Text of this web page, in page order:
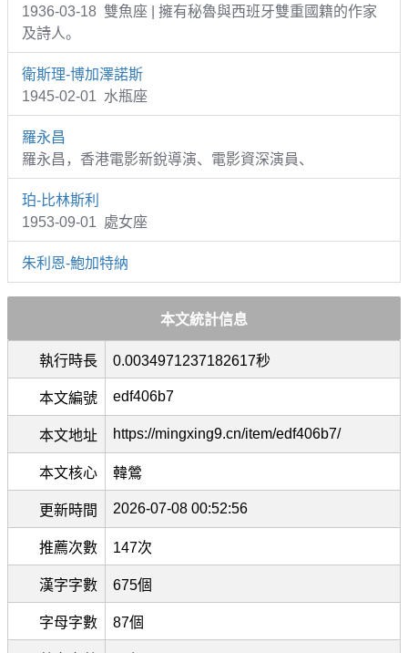
1936-03-18 雙魚座 | 擁有秘魯與西班牙雙重國籍的作家
及詩人。
衛斯理-博加澤諾斯
1945-02-01 水瓶座
羅永昌
羅永昌，香港電影新銳導演、電影資深演員、
珀-比林斯利
1953-09-01 處女座
朱利恩-鮑加特納
本文統計信息
執行時長 0.0034971237182617秒
本文編號 edf406b7
本文地址 https://mingxing9.cn/item/edf406b7/
本文核心 韓鶯
更新時間 2026-07-08 00:52:56
推薦次數 147次
漢字字數 675個
字母字數 87個